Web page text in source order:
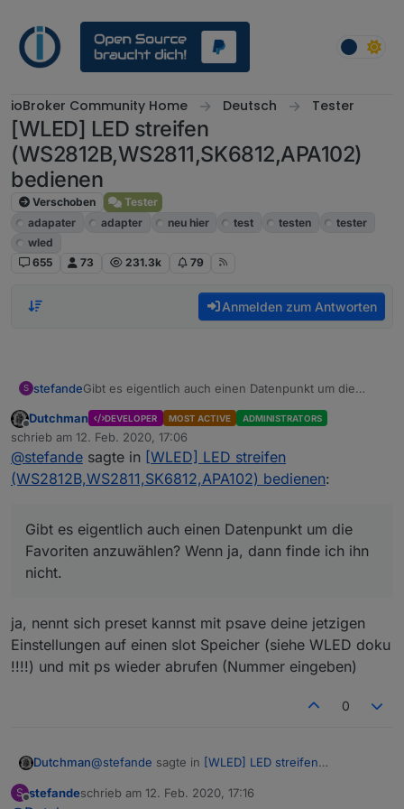
ioBroker Community Home Deutsch Tester
[WLED] LED streifen
(WS2812B,WS2811,SK6812,APA102)
bedienen
Verschoben
Tester
adapater
adapter neu hier test testen
tester
wled
655
73 231.3k 79
Anmelden zum Antworten
S stefandeGibt es eigentlich auch einen Datenpunkt um die
nicht.
Offline
Dutchman DEVELOPER MOST ACTIVE ADMINISTRATORS
schrieb am 12. Feb. 2020, 17:06
zuletzt editiert von
@stefande sagte in [WLED] LED streifen
(WS2812B,WS2811,SK6812,APA102) bedienen:
Gibt es eigentlich auch einen Datenpunkt um die
Favoriten anzuwählen? Wenn ja, dann finde ich ihn
nicht.
ja, nennt sich preset kannst mit psave deine jetzigen
Einstellungen auf einen slot Speicher (siehe WLED doku
!!!!) und mit ps wieder abrufen (Nummer eingeben)
0
Dutchman@stefande sagte in [WLED] LED streifen
S
Offline
stefandeschrieb am 12. Feb. 2020, 17:16
zuletzt editiert von